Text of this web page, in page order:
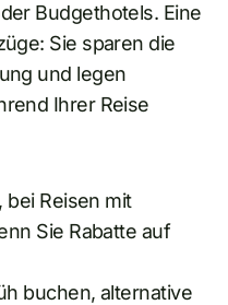
Budgethotels. Eine
Sie sparen die
und legen
Ihrer Reise
bei Reisen mit
Sie Rabatte auf
buchen, alternative